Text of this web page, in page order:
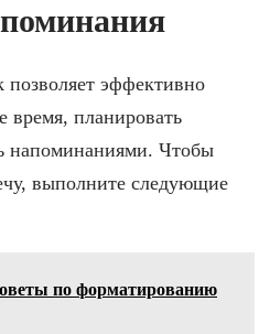
позволяет эффективно
время, планировать
напоминаниями. Чтобы
выполните следующие
по форматированию